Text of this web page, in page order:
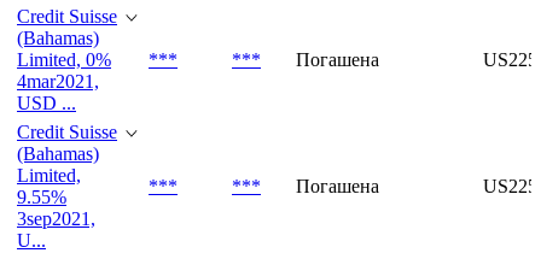
Credit Suisse
(Bahamas)
Limited, 0%
4mar2021,
USD ...
*** *** Погашена
Credit Suisse
(Bahamas)
Limited,
9.55%
3sep2021,
U...
*** *** Погашена